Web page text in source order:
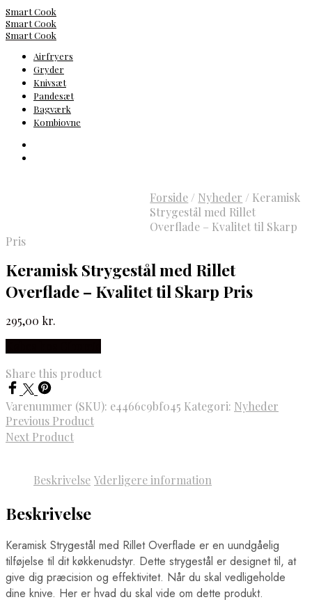
Smart Cook
Smart Cook
Smart Cook
Airfryers
Gryder
Knivsæt
Pandesæt
Bagværk
Kombiovne
Forside / Nyheder / Keramisk
Strygestål med Rillet
Overflade – Kvalitet til Skarp
Pris
Keramisk Strygestål med Rillet
Overflade – Kvalitet til Skarp Pris
295,00 kr.
Share this product
Varenummer (SKU): e4466c9bf045 Kategori: Nyheder
Previous Product
Next Product
Beskrivelse Yderligere information
Beskrivelse
Keramisk Strygestål med Rillet Overflade er en uundgåelig
tilføjelse til dit køkkenudstyr. Dette strygestål er designet til, at
give dig præcision og effektivitet. Når du skal vedligeholde
dine knive. Her er hvad du skal vide om dette produkt.